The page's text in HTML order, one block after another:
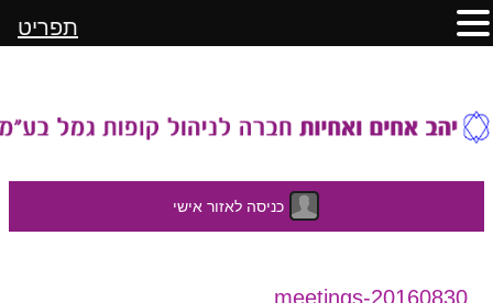
כניסה לאזור אישי
20160830-meetings
תפריט